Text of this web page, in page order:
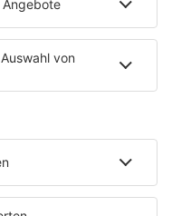
auf dem …